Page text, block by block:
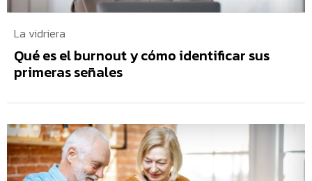
La vidriera
Qué es el burnout y cómo identificar sus
primeras señales